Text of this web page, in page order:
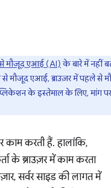
मौजूद एआई (AI)के बारे में नहीं
मौजूद एआई, ब्राउज़र में पहले से
के इस्तेमाल के लिए, मांग पर
काम करती हैं. हालांकि,
के ब्राउज़र में काम करता
सर्वर साइड की लागत में